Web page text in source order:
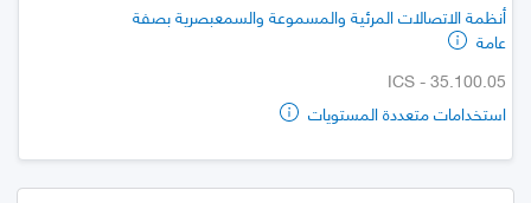
أنظمة الاتصالات المرئية والمسموعة والسمعبصرية بصفة
عامة
ICS - 35.100.05
استخدامات متعددة المستويات